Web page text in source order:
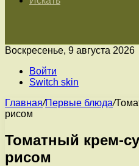
Воскресенье, 9 августа 2026
Войти
Switch skin
Главная/Первые блюда/
рисом
Томатный крем-
рисом